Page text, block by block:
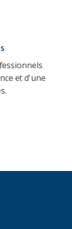
et d'une